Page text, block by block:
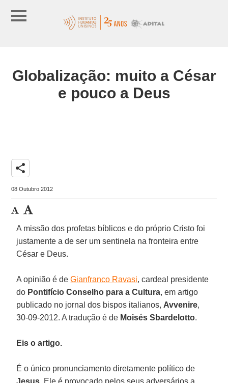
Globalização: muito a César
e pouco a Deus
share
08 Outubro 2012
A missão dos profetas bíblicos e do próprio Cristo foi
justamente a de ser um sentinela na fronteira entre
César e Deus.
A opinião é deGianfranco Ravasi, cardeal presidente
do Pontifício Conselho para a Cultura, em artigo
publicado no jornal dos bispos italianos, Avvenire,
30-09-2012. A tradução é de Moisés Sbardelotto.
Eis o artigo.
É o único pronunciamento diretamente político de
Jesus. Ele é provocado pelos seus adversários a